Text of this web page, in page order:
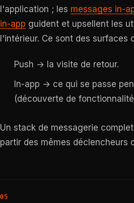
l'application ; les messages in-
in-app guident et upsellent les
l'intérieur. Ce sont des surfaces
Push → la visite de retour.
In-app → ce qui se passe
(découverte de
Un stack de messagerie
partir des mêmes déclencheurs